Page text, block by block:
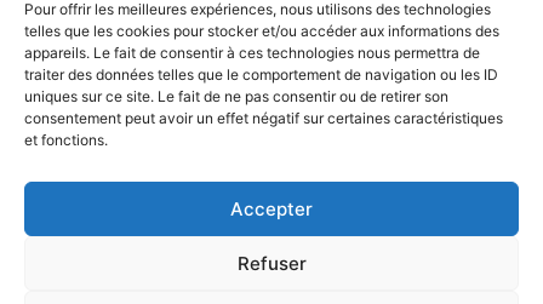
Pour offrir les meilleures expériences, nous utilisons des technologies
telles que les cookies pour stocker et/ou accéder aux informations des
appareils. Le fait de consentir à ces technologies nous permettra de
traiter des données telles que le comportement de navigation ou les ID
uniques sur ce site. Le fait de ne pas consentir ou de retirer son
consentement peut avoir un effet négatif sur certaines caractéristiques
et fonctions.
Accepter
Refuser
© Gouvernement du Québec, 2026
Plan du site
Accessibilité
Accès à l'information
Déclaration de services